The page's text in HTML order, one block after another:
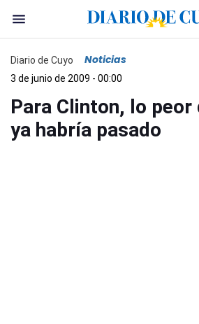
Diario de Cuyo Noticias
3 de junio de 2009 - 00:00
Para Clinton, lo
ya habría pasado